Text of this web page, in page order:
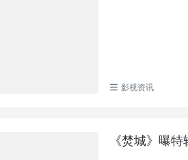
影视资讯
《焚城》曝